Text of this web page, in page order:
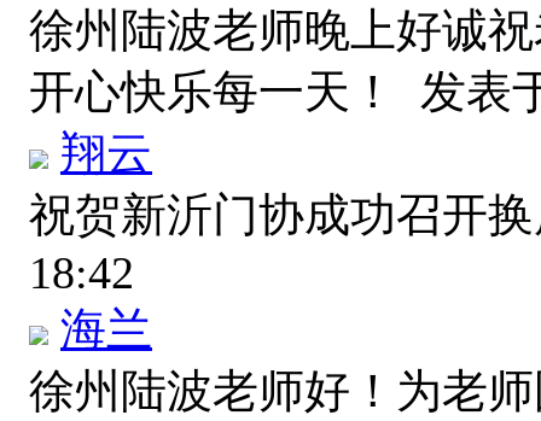
徐州陆波老师晚上好诚
开心快乐每一天！ 发表
翔云
祝贺新沂门协成功召开
18:42
海兰
徐州陆波老师好！为老